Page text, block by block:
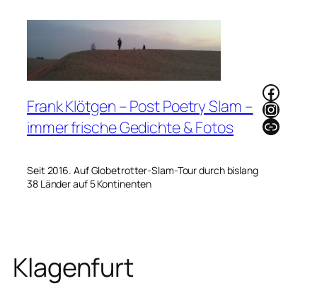
Frank Klötgen – Post Poetry Slam –
immer frische Gedichte & Fotos
Seit 2016. Auf Globetrotter-Slam-Tour durch bislang
38 Länder auf 5 Kontinenten
Link
Klagenfurt